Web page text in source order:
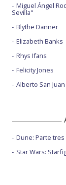
Miguel Ángel
Sevilla"
Blythe Danner
Elizabeth Banks
Rhys Ifans
Felicity Jones
Alberto San Juan
Dune: Parte tres
Star Wars: